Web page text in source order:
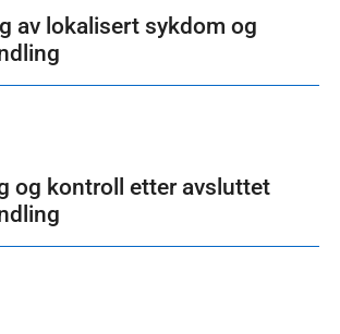
av lokalisert sykdom og
og kontroll etter avsluttet